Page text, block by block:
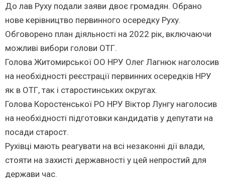
До лав Руху подали заяви двоє громадян. Обрано
нове керівництво первинного осередку Руху.
Обговорено план діяльності на 2022 рік, включаючи
можливі вибори голови ОТГ.
Голова Житомирської ОО НРУ Олег Лагнюк наголосив
на необхідності реєстрації первинних осередків НРУ
як в ОТГ, так і старостинських округах.
Голова Коростенської РО НРУ Віктор Лунгу наголосив
на необхідності підготовки кандидатів у депутати на
посади старост.
Рухівці мають реагувати на всі незаконні дії влади,
стояти на захисті державності у цей непростий для
держави час.